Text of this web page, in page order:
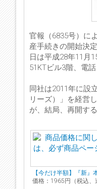
官報（6835号）に
産手続きの開始決
日は平成28年11月
51KTビル3階、電
同社は2011年に設
リーズ）」を経営
が、結局、再開す
【今だけ半額】『新
価格：1965円（税込、